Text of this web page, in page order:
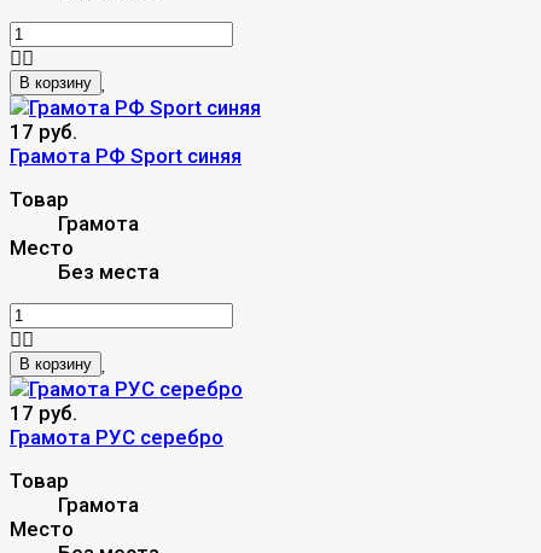
В корзину
17 руб.
Грамота РФ Sport синяя
Товар
Грамота
Место
Без места
В корзину
17 руб.
Грамота РУС серебро
Товар
Грамота
Место